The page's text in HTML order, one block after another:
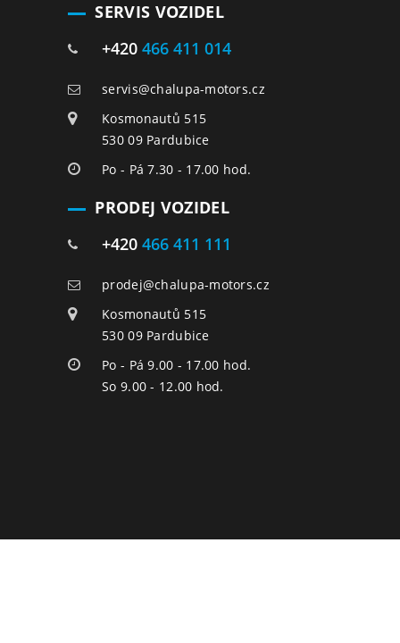
SERVIS VOZIDEL
+420 466 411 014
servis@chalupa-motors.cz
Kosmonautů 515
530 09 Pardubice
Po - Pá 7.30 - 17.00 hod.
PRODEJ VOZIDEL
+420 466 411 111
prodej@chalupa-motors.cz
Kosmonautů 515
530 09 Pardubice
Po - Pá 9.00 - 17.00 hod.
So 9.00 - 12.00 hod.